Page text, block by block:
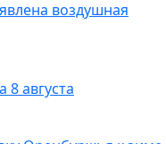
воздушная
августа